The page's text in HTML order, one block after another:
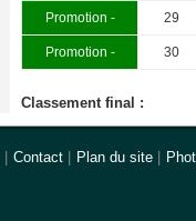
Promotion - 29
Promotion - 30
Classement final :
| Contact | Plan du site |